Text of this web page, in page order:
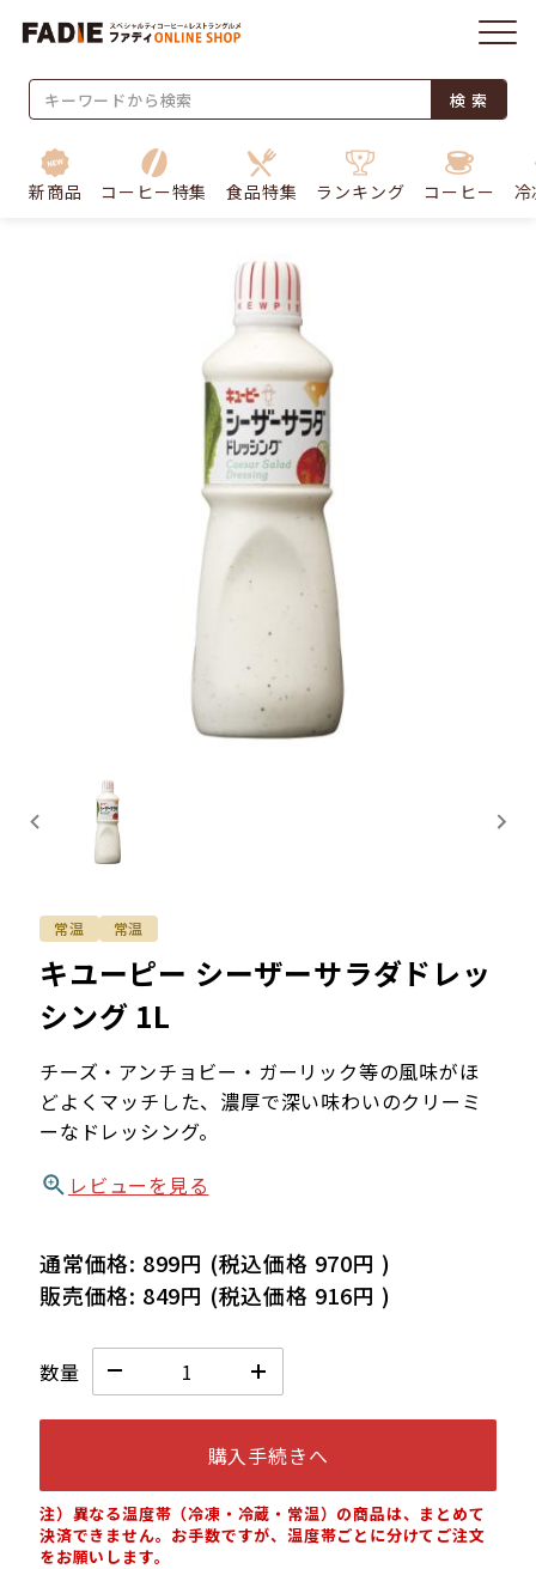
検 索
新商品 コーヒー特集 食品特集 ランキング コーヒー
キユーピー シーザーサラダドレッ
シング 1L
チーズ・アンチョビー・ガーリック等の風味がほ
どよくマッチした、濃厚で深い味わいのクリーミ
ーなドレッシング。
レビューを見る
通常価格: 899円 (税込価格 970円 )
販売価格: 849円 (税込価格 916円 )
数量
購入手続きへ
注）異なる温度帯（冷凍・冷蔵・常温）の商品は、まとめて
決済できません。お手数ですが、温度帯ごとに分けてご注文
をお願いします。
常温 常温